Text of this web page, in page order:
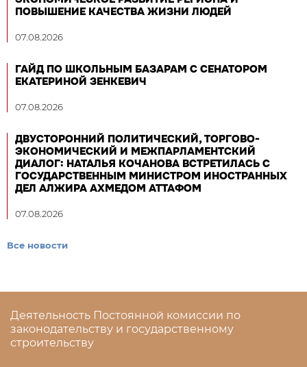
ПОВЫШЕНИЕ КАЧЕСТВА ЖИЗНИ ЛЮДЕЙ
07.08.2026
ГАЙД ПО ШКОЛЬНЫМ БАЗАРАМ С СЕНАТОРОМ
ЕКАТЕРИНОЙ ЗЕНКЕВИЧ
07.08.2026
ДВУСТОРОННИЙ ПОЛИТИЧЕСКИЙ, ТОРГОВО-
ЭКОНОМИЧЕСКИЙ И МЕЖПАРЛАМЕНТСКИЙ
ДИАЛОГ: НАТАЛЬЯ КОЧАНОВА ВСТРЕТИЛАСЬ С
ГОСУДАРСТВЕННЫМ МИНИСТРОМ ИНОСТРАННЫХ
ДЕЛ АЛЖИРА АХМЕДОМ АТТАФОМ
07.08.2026
Все новости
Деятельность Постоянной комиссии по
законодательству и государственному
строительству